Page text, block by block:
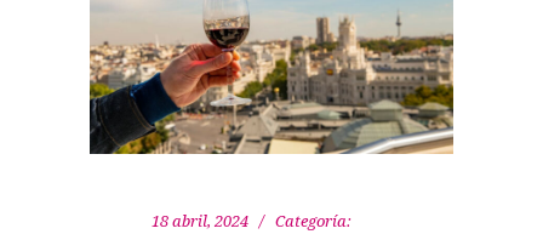
18 abril, 2024
Categoría: